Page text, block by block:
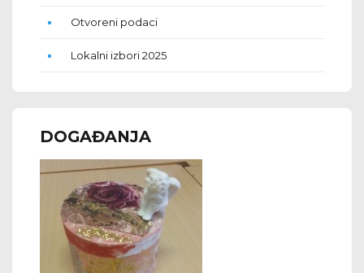
Otvoreni podaci
Lokalni izbori 2025
DOGAĐANJA